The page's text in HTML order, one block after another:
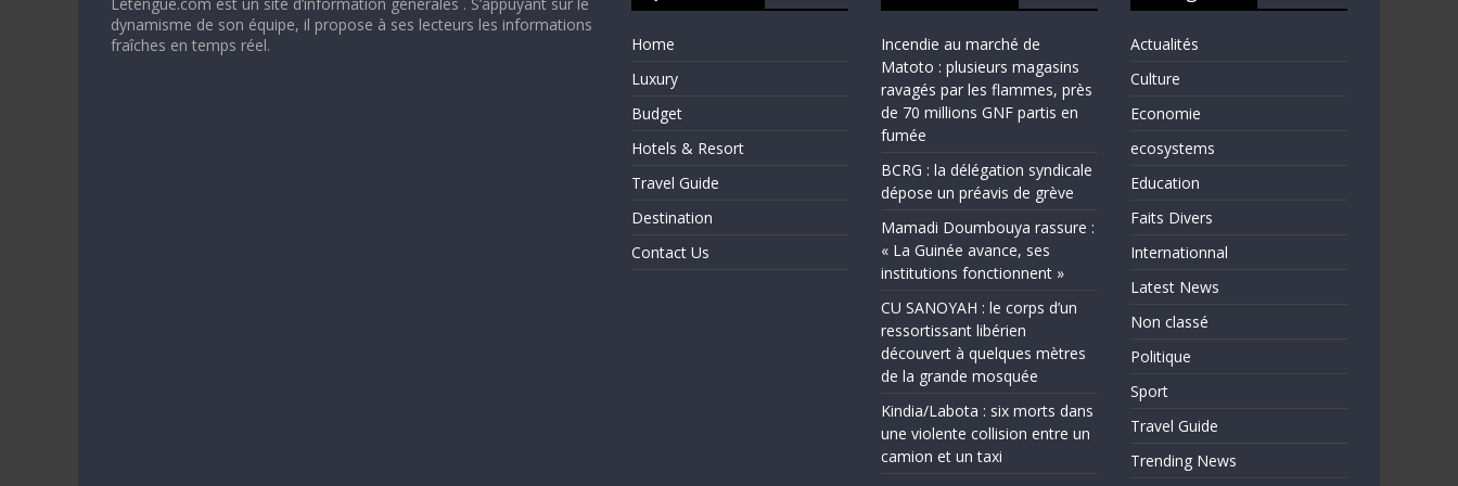
dynamisme de son équipe, il propose à ses lecteurs les informations
fraîches en temps réel.
Home
Luxury
Budget
Hotels & Resort
Travel Guide
Destination
Contact Us
Incendie au marché de
Matoto : plusieurs magasins
ravagés par les flammes, près
de 70 millions GNF partis en
fumée
BCRG : la délégation syndicale
dépose un préavis de grève
Mamadi Doumbouya rassure :
« La Guinée avance, ses
institutions fonctionnent »
CU SANOYAH : le corps d’un
ressortissant libérien
découvert à quelques mètres
de la grande mosquée
Kindia/Labota : six morts dans
une violente collision entre un
camion et un taxi
Actualités
Culture
Economie
ecosystems
Education
Faits Divers
Internationnal
Latest News
Non classé
Politique
Sport
Travel Guide
Trending News